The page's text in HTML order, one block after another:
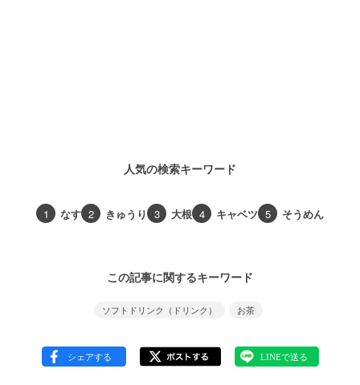
人気の検索キーワード
1 なす 2 きゅうり 3 大根 4 キャベツ 5 そうめん
この記事に関するキーワード
ソフトドリンク（ドリンク） お茶